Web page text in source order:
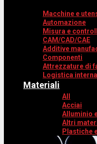
Macchine e
Automazione
Misura e
CAM/CAD/CAE
Additive
Componenti
Attrezzature di
Logistica interna
Materiali
All
Acciai
Alluminio
Altri
Plastiche